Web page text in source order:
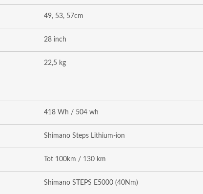
49, 53, 57cm
28 inch
22,5 kg
418 Wh / 504 wh
Shimano Steps Lithium-ion
Tot 100km / 130 km
Shimano STEPS E5000 (40Nm)